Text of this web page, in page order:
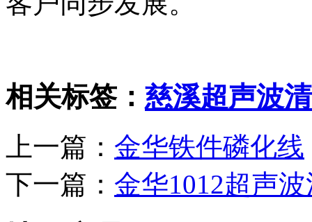
相关标签： 慈溪超声波
上一篇： 金华铁件磷化线
下一篇： 金华1012超声